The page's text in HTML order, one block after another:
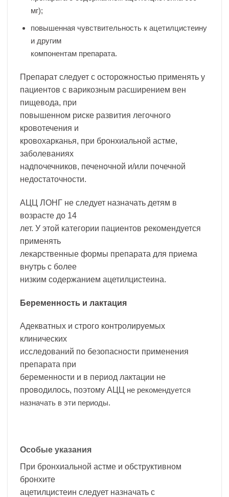
мг);
повышенная чувствительность к ацетилцистеину
и другим
компонентам препарата.
Препарат следует с осторожностью применять у
пациентов с варикозным расширением вен
пищевода, при
повышенном риске развития легочного
кровотечения и
кровохарканья, при бронхиальной астме,
заболеваниях
надпочечников, печеночной и/или почечной
недостаточности.
АЦЦ ЛОНГ не следует назначать детям в
возрасте до 14
лет. У этой категории пациентов рекомендуется
применять
лекарственные формы препарата для приема
внутрь с более
низким содержанием ацетилцистеина.
Беременность и лактация
Адекватных и строго контролируемых
клинических
исследований по безопасности применения
препарата при
беременности и в период лактации не
проводилось, поэтому АЦЦ не рекомендуется
назначать в эти периоды.
Особые указания
При бронхиальной астме и обструктивном
бронхите
ацетилцистеин следует назначать с